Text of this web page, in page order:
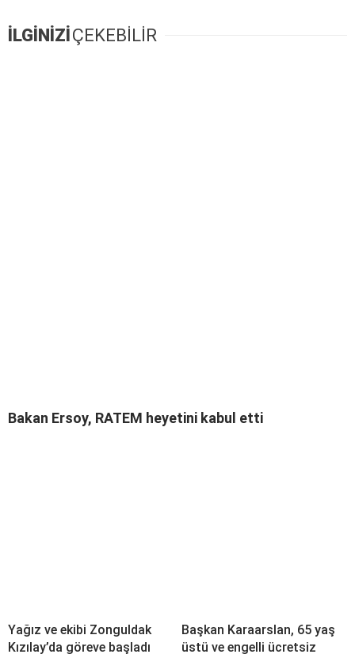
İLGİNİZİÇEKEBİLİR
Bakan Ersoy, RATEM heyetini kabul etti
Yağız ve ekibi Zonguldak
Kızılay’da göreve başladı
Başkan Karaarslan, 65 yaş
üstü ve engelli ücretsiz